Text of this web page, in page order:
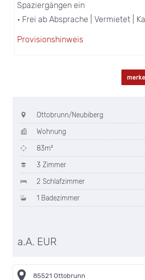
Spaziergängen ein
• Frei ab Absprache | Vermietet |
Provisionshinweis
Ottobrunn/Neubiberg
Wohnung
83m²
3 Zimmer
2 Schlafzimmer
1 Badezimmer
a.A. EUR
85521 Ottobrunn